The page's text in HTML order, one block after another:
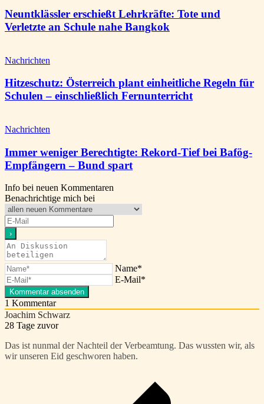
Neuntklässler erschießt Lehrkräfte: Tote und
Verletzte an Schule nahe Bangkok
Nachrichten
Hitzeschutz: Österreich plant einheitliche Regeln für
Schulen – einschließlich Fernunterricht
Nachrichten
Immer weniger Berechtigte: Rekord-Tief bei Bafög-
Empfängern – Bund spart
Info bei neuen Kommentaren
Benachrichtige mich bei
Name*
E-Mail*
1 Kommentar
Joachim Schwarz
28 Tage zuvor
Das ist nunmal der Nachteil der Verbeamtung. Das wussten wir, als
wir unseren Eid geschworen haben.